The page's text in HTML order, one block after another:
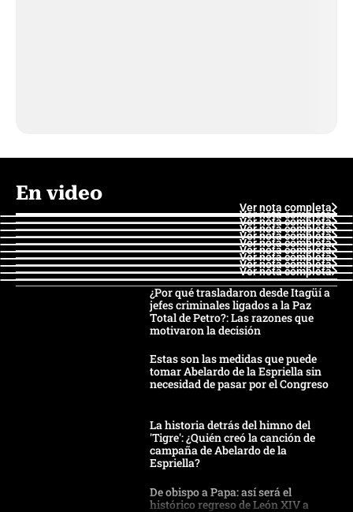
En video
Ver nota completa
Ver nota completa
Ver nota completa
Ver nota completa
Ver nota completa
Ver nota completa
Ver nota completa
Ver nota completa
Ver nota completa
Ver nota completa
¿Por qué trasladaron desde Itagüí a
jefes criminales ligados a la Paz
Total de Petro?: Las razones que
motivaron la decisión
Estas son las medidas que puede
tomar Abelardo de la Espriella sin
necesidad de pasar por el Congreso
La historia detrás del himno del
'Tigre': ¿Quién creó la canción de
campaña de Abelardo de la
Espriella?
De obispo a Papa: así será el
histórico regreso de León XIV a